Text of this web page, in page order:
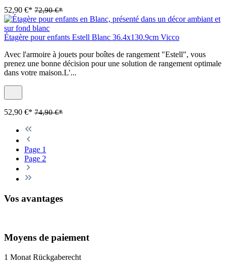
52,90 €* 72,90 €*
Étagère pour enfants Estell Blanc 36.4x130.9cm Vicco
Avec l'armoire à jouets pour boîtes de rangement "Estell", vous
prenez une bonne décision pour une solution de rangement optimale
dans votre maison.L'...
52,90 €* 74,90 €*
Page 1
Page 2
Vos avantages
Moyens de paiement
1 Monat Rückgaberecht